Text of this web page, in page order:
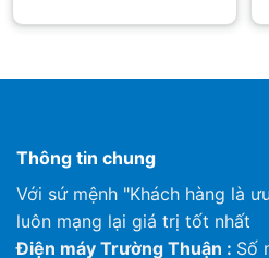
Thông tin chung
Với sứ mệnh "Khách hàng là
luôn mạng lại giá trị tốt nhất
Điện máy Trường Thuận : Số